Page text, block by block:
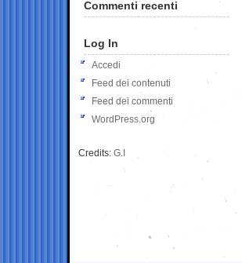
Commenti recenti
Log In
Accedi
Feed dei contenuti
Feed dei commenti
WordPress.org
Credits: G.I